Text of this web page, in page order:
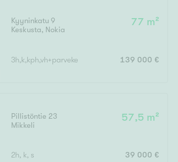
Kyyninkatu 9
Keskusta, Nokia
77 m²
3h,k,kph,vh+parveke 139 000 €
Pillistöntie 23
Mikkeli
57,5 m²
2h, k, s 39 000 €